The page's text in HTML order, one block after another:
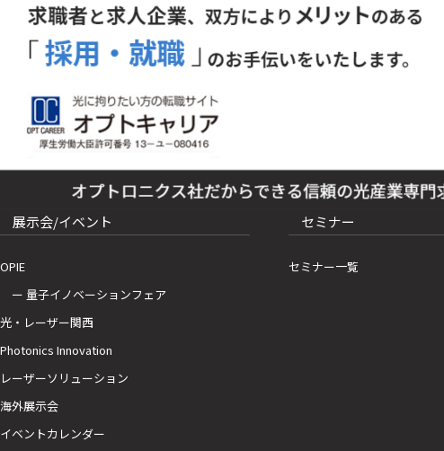
展示会/イベント
OPIE
ー 量子イノベーションフェア
光・レーザー関西
Photonics Innovation
レーザーソリューション
海外展示会
イベントカレンダー
セミナー
セミナー一覧